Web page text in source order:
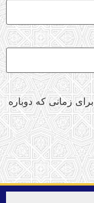
زمانی که دوباره